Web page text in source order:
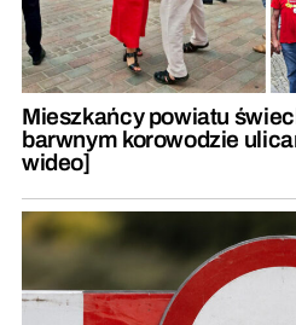
Mieszkańcy powiatu
barwnym korowodzie
wideo]